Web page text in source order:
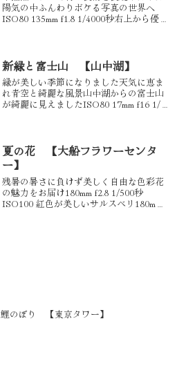
陽気の中ふんわりボケる写真の世界へ
ISO80 135mm f1.8 1/4000秒右上から優し
新緑と富士山 【山中湖】
緑が美しい季節になりました天気に恵ま
れ青空と綺麗な風景山中湖からの富士山
が綺麗に見えましたISO80 17mm f16 1/40
夏の花 【大船フラワーセンタ
ー】
残暑の暑さに負けず美しく自由な色彩花
の魅力をお届け180mm f2.8 1/500秒
ISO100 紅色が美しいサルスベリ180mm
鯉のぼり 【東京タワー】